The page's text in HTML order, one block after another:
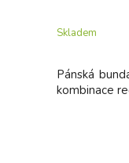
Skladem
Pánská
kombinace